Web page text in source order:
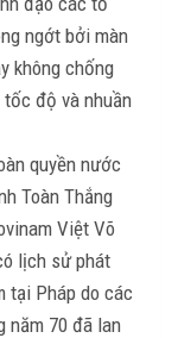
ngớt bởi màn
không chống
tốc độ và nhuần
quyền nước
Toàn Thắng
Việt Võ
lịch sử phát
tại Pháp do các
năm 70 đã lan